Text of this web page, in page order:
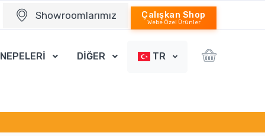
Showroomlarımız Çalışkan Shop
Webe Özel Ürünler
DİĞER TR